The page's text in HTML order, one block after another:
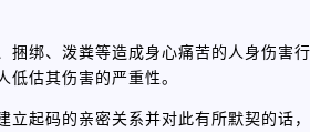
绑、泼粪等造成身心痛苦的人身伤害
估其伤害的严重性。
起码的亲密关系并对此有所默契的话